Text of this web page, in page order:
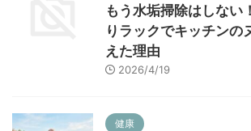
もう水垢掃除はしな
りラックでキッチンの
えた理由
2026/4/19
健康